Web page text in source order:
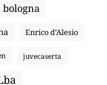
bologna
Enrico d’Alesio
juvecaserta